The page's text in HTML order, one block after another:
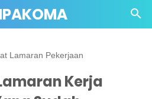
Lamaran Pekerjaan
Kerja